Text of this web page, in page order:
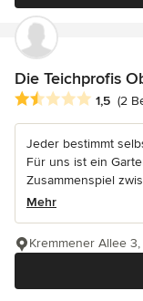
Die Teichprofis
Durchschnittliche
1,5 (2
Jeder bestimmt
Für uns ist ein
Zusammenspiel
Mehr
Kremmener Allee